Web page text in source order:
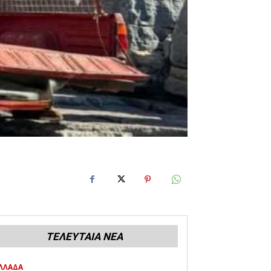
ΤΕΛΕΥΤΑΙΑ ΝΕΑ